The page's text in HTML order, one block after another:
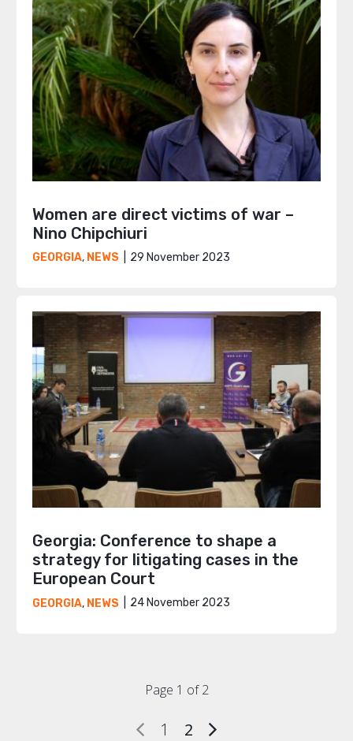
Women are direct victims of war –
Nino Chipchiuri
GEORGIA, NEWS 29 November 2023
Georgia: Conference to shape a
strategy for litigating cases in the
European Court
GEORGIA, NEWS 24 November 2023
Page 1 of 2
1 2